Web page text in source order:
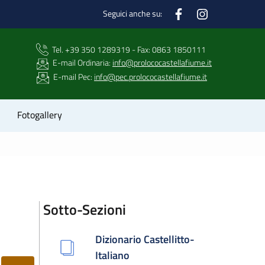
Seguici anche su:
​Tel. +39 350 1289319 - Fax: 0863 1850111
E-mail Ordinaria: info@prolococastellafiume.it
E-mail Pec: info@pec.prolococastellafiume.it
Fotogallery
Sotto-Sezioni
Dizionario Castellitto-
Italiano